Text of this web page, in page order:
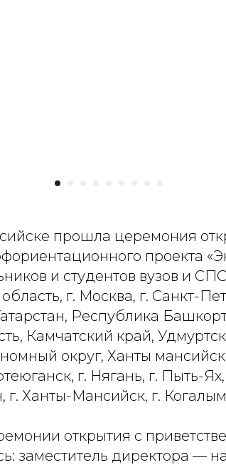
прошла церемония
проекта
и студентов вузов и
г. Москва, г. Санкт-
Республика
Камчатский край,
округ, Ханты
г. Нягань, г. Пыть-
Ханты-Мансийск, г.
открытия с
заместитель директора —